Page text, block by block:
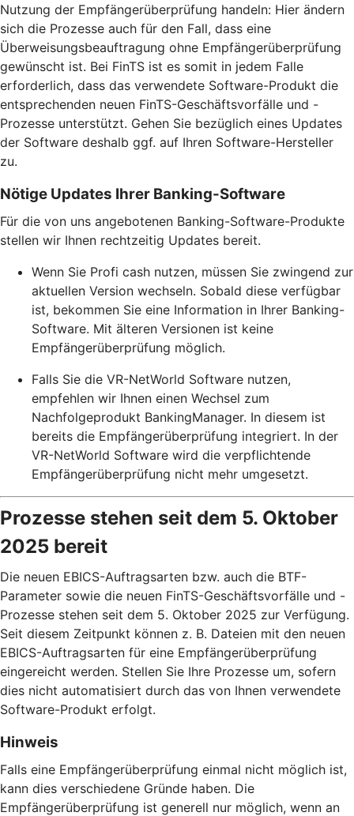
Nutzung der Empfängerüberprüfung handeln: Hier ändern
sich die Prozesse auch für den Fall, dass eine
Überweisungsbeauftragung ohne Empfängerüberprüfung
gewünscht ist. Bei FinTS ist es somit in jedem Falle
erforderlich, dass das verwendete Software-Produkt die
entsprechenden neuen FinTS-Geschäftsvorfälle und -
Prozesse unterstützt. Gehen Sie bezüglich eines Updates
der Software deshalb ggf. auf Ihren Software-Hersteller
zu.
Nötige Updates Ihrer Banking-Software
Für die von uns angebotenen Banking-Software-Produkte
stellen wir Ihnen rechtzeitig Updates bereit.
Wenn Sie Profi cash nutzen, müssen Sie zwingend zur
aktuellen Version wechseln. Sobald diese verfügbar
ist, bekommen Sie eine Information in Ihrer Banking-
Software. Mit älteren Versionen ist keine
Empfängerüberprüfung möglich.
Falls Sie die VR-NetWorld Software nutzen,
empfehlen wir Ihnen einen Wechsel zum
Nachfolgeprodukt BankingManager. In diesem ist
bereits die Empfängerüberprüfung integriert. In der
VR-NetWorld Software wird die verpflichtende
Empfängerüberprüfung nicht mehr umgesetzt.
Prozesse stehen seit dem 5. Oktober
2025 bereit
Die neuen EBICS-Auftragsarten bzw. auch die BTF-
Parameter sowie die neuen FinTS-Geschäftsvorfälle und -
Prozesse stehen seit dem 5. Oktober 2025 zur Verfügung.
Seit diesem Zeitpunkt können z. B. Dateien mit den neuen
EBICS-Auftragsarten für eine Empfängerüberprüfung
eingereicht werden. Stellen Sie Ihre Prozesse um, sofern
dies nicht automatisiert durch das von Ihnen verwendete
Software-Produkt erfolgt.
Hinweis
Falls eine Empfängerüberprüfung einmal nicht möglich ist,
kann dies verschiedene Gründe haben. Die
Empfängerüberprüfung ist generell nur möglich, wenn an